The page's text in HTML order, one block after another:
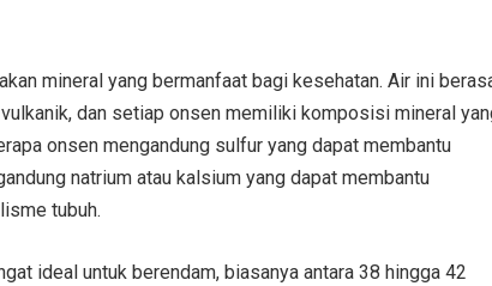
mineral yang bermanfaat bagi kesehatan. Air ini
dan setiap onsen memiliki komposisi mineral
onsen mengandung sulfur yang dapat membantu
natrium atau kalsium yang dapat membantu
tubuh.
ideal untuk berendam, biasanya antara 38 hingga 42